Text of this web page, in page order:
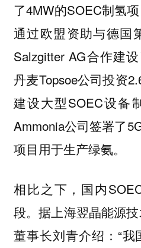
了4MW的SOEC制氢
通过欧盟资助与德国
Salzgitter AG合作建
丹麦Topsoe公司投资
建设大型SOEC设备
Ammonia公司签署了
项目用于生产绿氨。
相比之下，国内
段。据上海翌晶能源技
董事长刘青介绍：“